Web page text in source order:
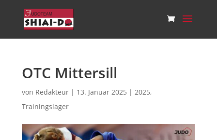
OTC Mittersill
von Redakteur| 13. Januar 2025 | 2025,
Trainingslager